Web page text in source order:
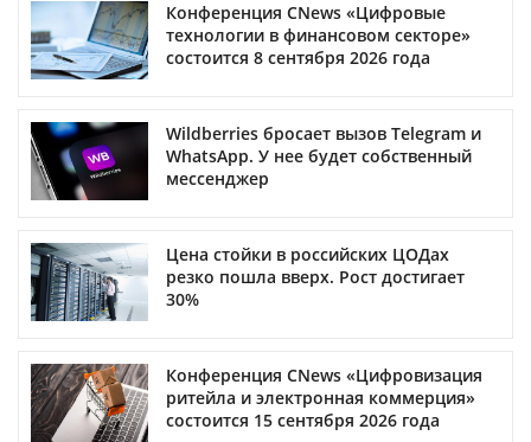
Конференция CNews «Цифровые
технологии в финансовом секторе»
состоится 8 сентября 2026 года
Wildberries бросает вызов Telegram и
WhatsApp. У нее будет собственный
мессенджер
Цена стойки в российских ЦОДах
резко пошла вверх. Рост достигает
30%
Конференция CNews «Цифровизация
ритейла и электронная коммерция»
состоится 15 сентября 2026 года